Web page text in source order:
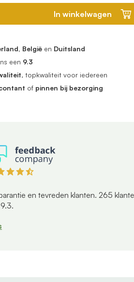
In winkelwagen
België en Duitsland
een 9.3
, topkwaliteit voor iedereen
of pinnen bij bezorging
en tevreden klanten. 265
9.3.